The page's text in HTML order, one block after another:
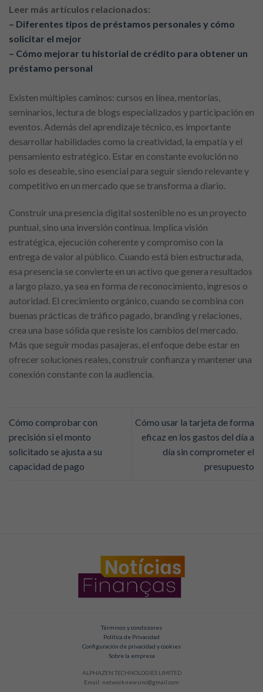
Leer más artículos relacionados:
– Diferentes tipos de préstamos personales y cómo
solicitar el mejor
– Cómo mejorar tu historial de crédito para obtener un
préstamo personal
Existen múltiples caminos: cursos en línea, mentorías,
seminarios, lectura de blogs especializados y participación en
eventos. Además del aprendizaje técnico, es importante
desarrollar habilidades como la creatividad, la empatía y el
pensamiento estratégico. Estar en constante evolución no
solo es deseable, sino esencial para seguir siendo relevante y
competitivo en un mercado que se transforma a diario.
Construir una presencia digital sostenible no es un proyecto
puntual, sino una inversión continua. Implica visión
estratégica, ejecución coherente y compromiso con la
entrega de valor al público. Cuando está bien estructurada,
esa presencia se convierte en un activo que genera resultados
a largo plazo, ya sea en forma de reconocimiento, ingresos o
autoridad. El crecimiento orgánico, cuando se combina con
buenas prácticas de tráfico pagado, branding y relaciones,
crea una base sólida que resiste los cambios del mercado.
Más que seguir modas pasajeras, el enfoque debe estar en
ofrecer soluciones reales, construir confianza y mantener una
conexión constante con la audiencia.
Cómo comprobar con
precisión si el monto
solicitado se ajusta a su
capacidad de pago
Cómo usar la tarjeta de forma
eficaz en los gastos del día a
día sin comprometer el
presupuesto
Términos y condiciones
Política de Privacidad
Configuración de privacidad y cookies
Sobre la empresa
ALPHAZEN TECHNOLOGIES LIMITED
Email: networknewsinc@gmail.com